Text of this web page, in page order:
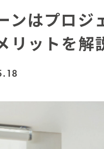
ンはプロジ
リットを解